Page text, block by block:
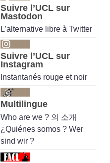
Suivre l’UCL sur
Mastodon
L’alternative libre à Twitter
Suivre l’UCL sur
Instagram
Instantanés rouge et noir
Multilingue
Who are we ? 의 소개
¿Quiénes somos ? Wer
sind wir ?